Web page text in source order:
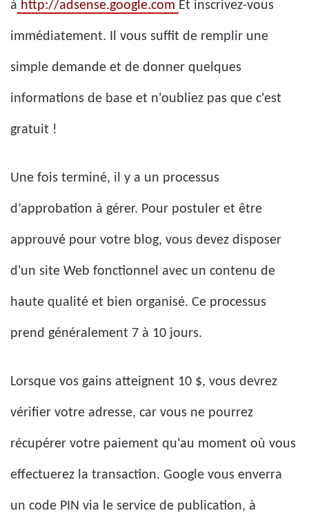
à http://adsense.google.com Et inscrivez-vous
immédiatement. Il vous suffit de remplir une
simple demande et de donner quelques
informations de base et n'oubliez pas que c'est
gratuit !
Une fois terminé, il y a un processus
d’approbation à gérer. Pour postuler et être
approuvé pour votre blog, vous devez disposer
d'un site Web fonctionnel avec un contenu de
haute qualité et bien organisé. Ce processus
prend généralement 7 à 10 jours.
Lorsque vos gains atteignent 10 $, vous devrez
vérifier votre adresse, car vous ne pourrez
récupérer votre paiement qu'au moment où vous
effectuerez la transaction. Google vous enverra
un code PIN via le service de publication, à